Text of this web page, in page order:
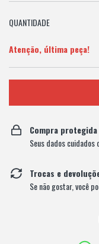
QUANTIDADE
Atenção, última peça!
Compra protegida
Seus dados cuidados
Trocas e
Se não gostar, você